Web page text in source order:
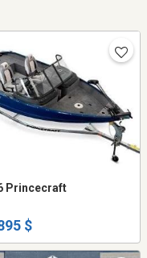
Princecraft
$